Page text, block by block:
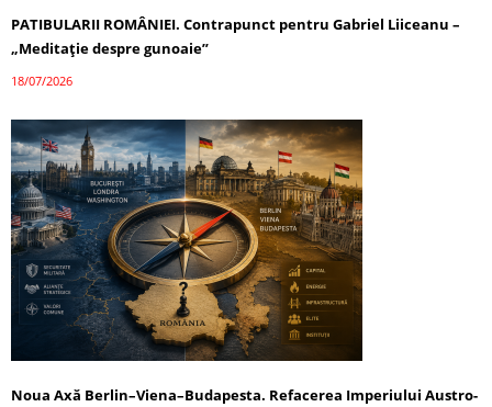
PATIBULARII ROMÂNIEI. Contrapunct pentru Gabriel Liiceanu –
„Meditație despre gunoaie”
18/07/2026
Noua Axă Berlin–Viena–Budapesta. Refacerea Imperiului Austro-